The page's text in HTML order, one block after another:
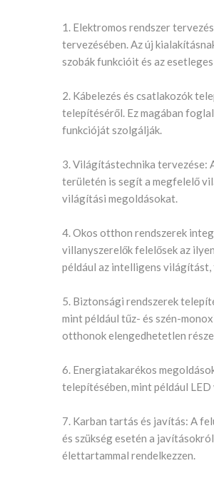
1. Elektromos rendszer
tervezésében. Az új
szobák funkcióit és az
2. Kábelezés és csatlakozók
telepítéséről. Ez magában
funkcióját szolgálják.
3. Világítástechnika
területén is segít a megfelelő
világítási megoldásokat.
4. Okos otthon rendszerek
villanyszerelők felelősek az
például az intelligens
5. Biztonsági rendszerek
mint például tűz- és szén-
otthonok elengedhetetlen
6. Energiatakarékos
telepítésében, mint például
7. Karban tartás és javítás: A
és szükség esetén a
élettartammal rendelkezzen.